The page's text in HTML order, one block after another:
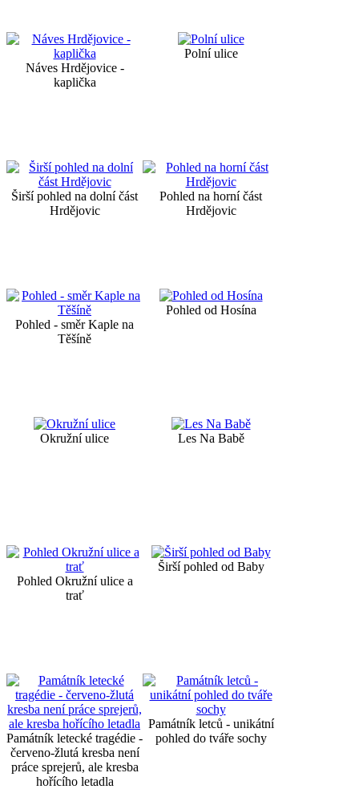
Náves Hrdějovice -
kaplička
Polní ulice
Širší pohled na dolní část
Hrdějovic
Pohled na horní část
Hrdějovic
Pohled - směr Kaple na
Těšíně
Pohled od Hosína
Okružní ulice Les Na Babě
Pohled Okružní ulice a
trať
Širší pohled od Baby
Památník letecké tragédie -
červeno-žlutá kresba není
práce sprejerů, ale kresba
hořícího letadla
Památník letců - unikátní
pohled do tváře sochy